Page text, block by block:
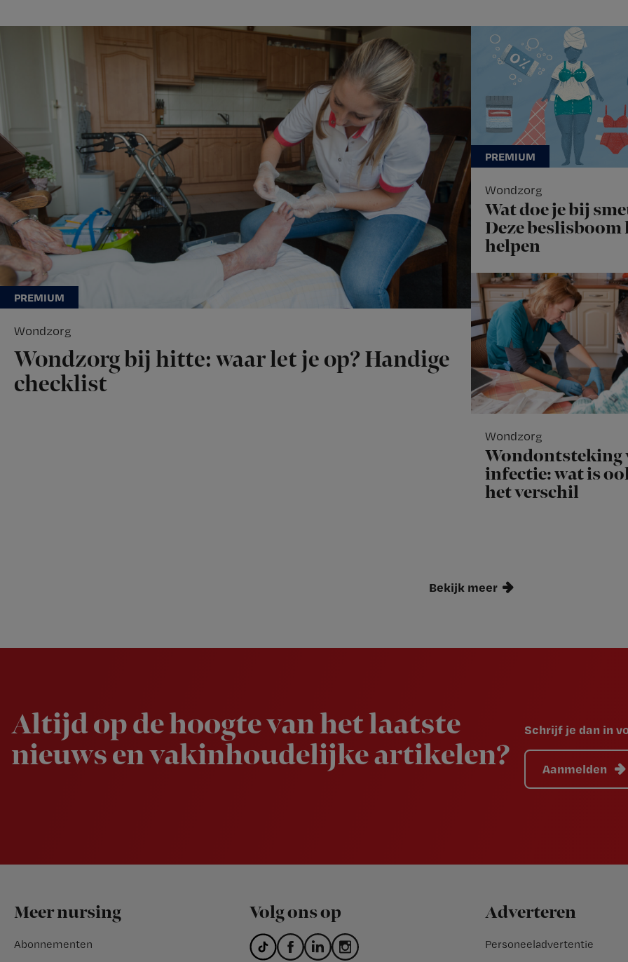
Wondzorg
Wondzorg bij hitte: waar let je op? Handige
checklist
Wondzorg
Wat doe je bij
Deze beslisboom
helpen
Wondzorg
Wondontsteking
infectie: wat is
het verschil
Bekijk meer
Altijd op de hoogte van het laatste
nieuws en vakinhoudelijke artikelen?
Schrijf je dan in
Aanmelden
Footer
Meer nursing
Abonnementen
Volg ons op Adverteren
Personeeladvertentie